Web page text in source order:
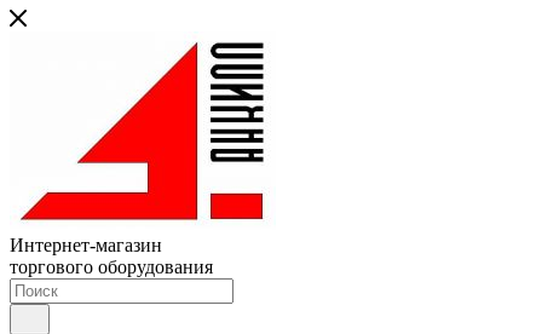
Интернет-магазин
торгового оборудования